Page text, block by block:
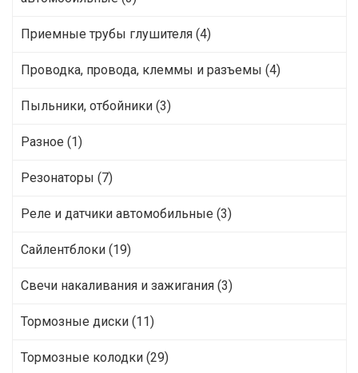
Приемные трубы глушителя (4)
Проводка, провода, клеммы и разъемы (4)
Пыльники, отбойники (3)
Разное (1)
Резонаторы (7)
Реле и датчики автомобильные (3)
Сайлентблоки (19)
Свечи накаливания и зажигания (3)
Тормозные диски (11)
Тормозные колодки (29)